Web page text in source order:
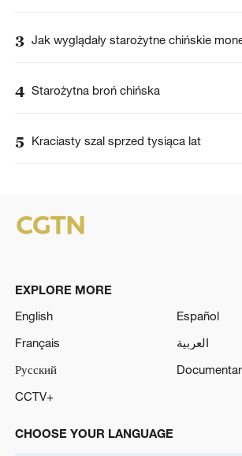
3 Jak wyglądały starożytne chińskie
4 Starożytna broń chińska
5 Kraciasty szal sprzed tysiąca lat
EXPLORE MORE
English
Español
Français
العربية
Русский
CCTV+
CHOOSE YOUR LANGUAGE